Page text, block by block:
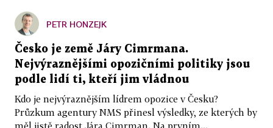
PETR HONZEJK
Česko je země Járy Cimrmana.
Nejvýraznějšími opozičními politiky jsou
podle lidí ti, kteří jim vládnou
Kdo je nejvýraznějším lídrem opozice v Česku?
Průzkum agentury NMS přinesl výsledky, ze kterých by
měl jistě radost Jára Cimrman. Na prvním...